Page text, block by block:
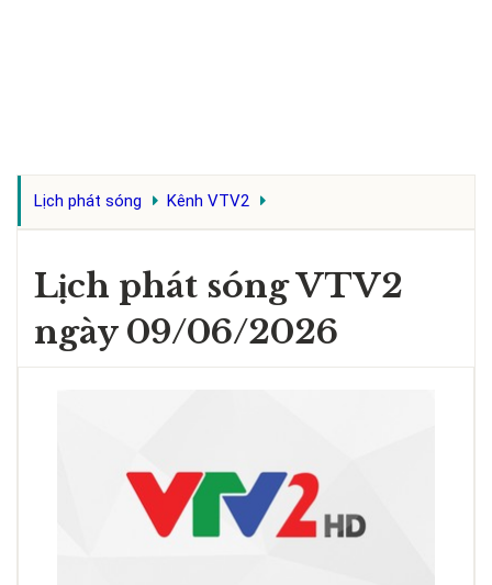
Lịch phát sóng Kênh VTV2
Lịch phát sóng VTV2
ngày 09/06/2026